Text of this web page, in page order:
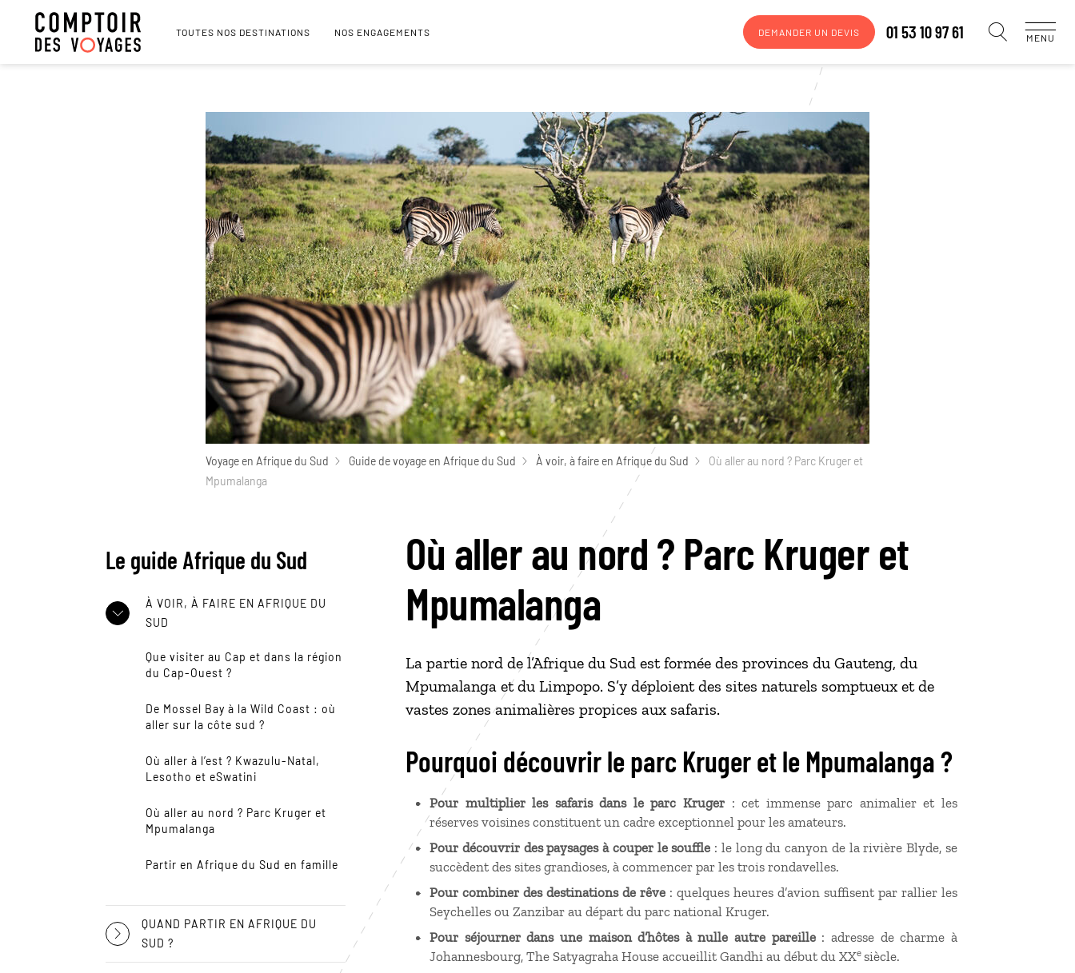
TOUTES NOS DESTINATIONS NOS ENGAGEMENTS DEMANDER UN DEVIS 01 53 10 97 61 MENU
Voyage en Afrique du Sud Guide de voyage en Afrique du Sud À voir, à faire en Afrique du Sud
Où aller au nord ? Parc Kruger et
Mpumalanga
Le guide Afrique du Sud
À VOIR, À FAIRE EN AFRIQUE DU
SUD
Que visiter au Cap et dans la région
du Cap-Ouest ?
De Mossel Bay à la Wild Coast : où
aller sur la côte sud ?
Où aller à l’est ? Kwazulu-Natal,
Lesotho et eSwatini
Où aller au nord ? Parc Kruger et
Mpumalanga
Partir en Afrique du Sud en famille
QUAND PARTIR EN AFRIQUE DU
SUD ?
Où aller au nord ? Parc Kruger et
Mpumalanga
La partie nord de l’Afrique du Sud est formée des provinces du Gauteng, du
Mpumalanga et du Limpopo. S’y déploient des sites naturels somptueux et de
vastes zones animalières propices aux safaris.
Pourquoi découvrir le parc Kruger et le Mpumalanga ?
Pour multiplier les safaris dans le parc Kruger : cet immense parc animalier et les
réserves voisines constituent un cadre exceptionnel pour les amateurs.
Pour découvrir des paysages à couper le souffle : le long du canyon de la rivière Blyde, se
succèdent des sites grandioses, à commencer par les trois rondavelles.
Pour combiner des destinations de rêve : quelques heures d’avion suffisent par rallier les
Seychelles ou Zanzibar au départ du parc national Kruger.
Pour séjourner dans une maison d’hôtes à nulle autre pareille: adresse de charme à
Johannesbourg, The Satyagraha House accueillit Gandhi au début du XXe siècle.